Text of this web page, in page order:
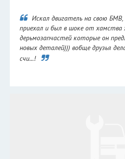
Искал двигатель на свою
приехал и был в шоке от хамства
дерьмозапчастей которые он
новых деталей))) вобще друзья
счи...!